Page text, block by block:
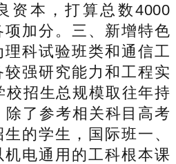
资本，打算总数4000
项加分。三、新增特色
科试验班类和通信工
强研究能力和工程实
校招生总规模取往年持
了参考相关科目高考
的学生，国际班一、
电通用的工科根本课